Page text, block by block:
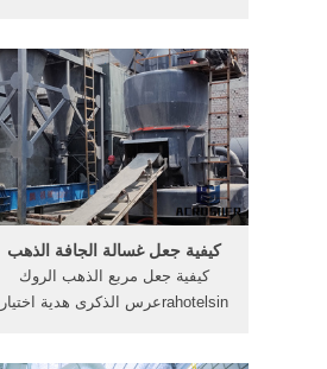
الأشخاص، وباستخدام أجهزة حديثة؛
كأجهزة الاستشعار عن بعد، حيث
يحملها أحد الباحثين عن التنقيب،
ويبدأ ...
كيفية جعل غسالة الجافة الذهب
كيفية جعل مربع الذهب الروك
rahotelsinعرس الذكرى هدية اختيار